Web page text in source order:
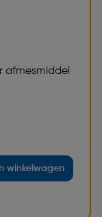
afmesmiddel
In winkelwagen